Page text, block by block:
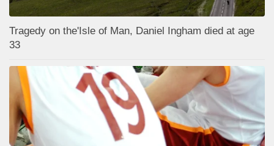
Tragedy on the'Isle of Man, Daniel Ingham died at age
33